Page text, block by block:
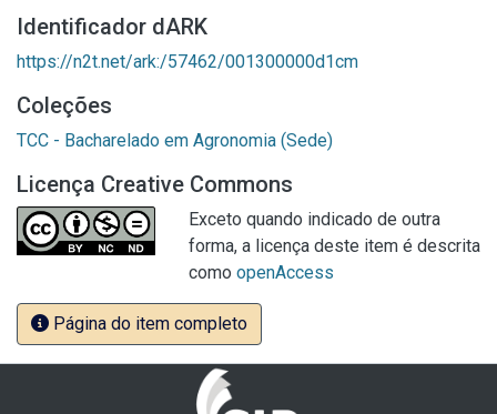
Identificador dARK
https://n2t.net/ark:/57462/001300000d1cm
Coleções
TCC - Bacharelado em Agronomia (Sede)
Licença Creative Commons
Exceto quando indicado de outra
forma, a licença deste item é descrita
como openAccess
Página do item completo